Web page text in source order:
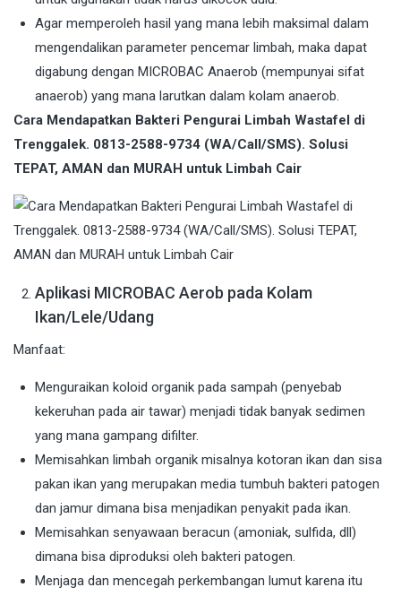
Agar memperoleh hasil yang mana lebih maksimal dalam
mengendalikan parameter pencemar limbah, maka dapat
digabung dengan MICROBAC Anaerob (mempunyai sifat
anaerob) yang mana larutkan dalam kolam anaerob.
Cara Mendapatkan Bakteri Pengurai Limbah Wastafel di
Trenggalek. 0813-2588-9734 (WA/Call/SMS). Solusi
TEPAT, AMAN dan MURAH untuk Limbah Cair
Aplikasi MICROBAC Aerob pada Kolam
Ikan/Lele/Udang
Manfaat:
Menguraikan koloid organik pada sampah (penyebab
kekeruhan pada air tawar) menjadi tidak banyak sedimen
yang mana gampang difilter.
Memisahkan limbah organik misalnya kotoran ikan dan sisa
pakan ikan yang merupakan media tumbuh bakteri patogen
dan jamur dimana bisa menjadikan penyakit pada ikan.
Memisahkan senyawaan beracun (amoniak, sulfida, dll)
dimana bisa diproduksi oleh bakteri patogen.
Menjaga dan mencegah perkembangan lumut karena itu